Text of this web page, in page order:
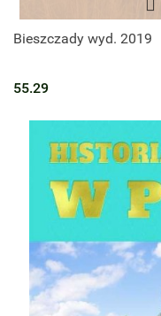
Bieszczady wyd. 2019
55.29